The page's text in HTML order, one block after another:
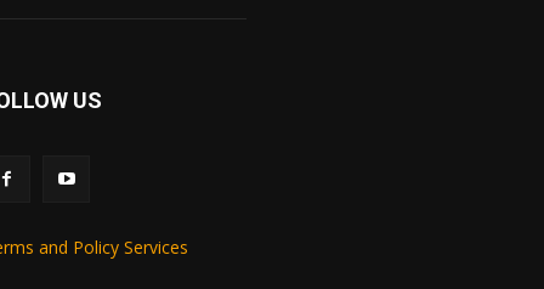
US
and Policy Services